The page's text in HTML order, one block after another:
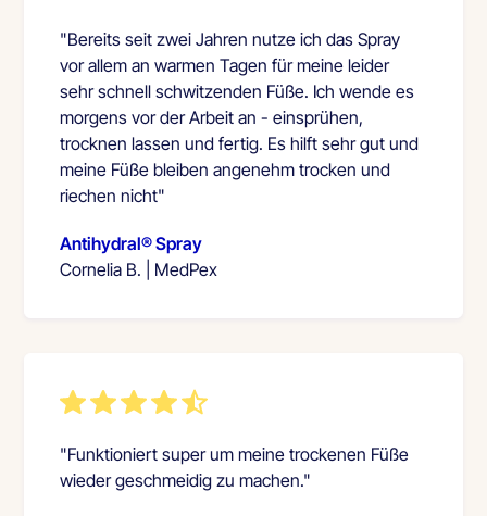
"Bereits seit zwei Jahren nutze ich das Spray
vor allem an warmen Tagen für meine leider
sehr schnell schwitzenden Füße. Ich wende es
morgens vor der Arbeit an - einsprühen,
trocknen lassen und fertig. Es hilft sehr gut und
meine Füße bleiben angenehm trocken und
riechen nicht"
Antihydral® Spray
Cornelia B. | MedPex
"Funktioniert super um meine trockenen Füße
wieder geschmeidig zu machen."